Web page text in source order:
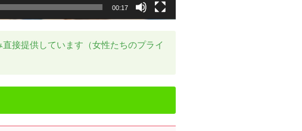
00:17
接提供しています（女性たちのプライ